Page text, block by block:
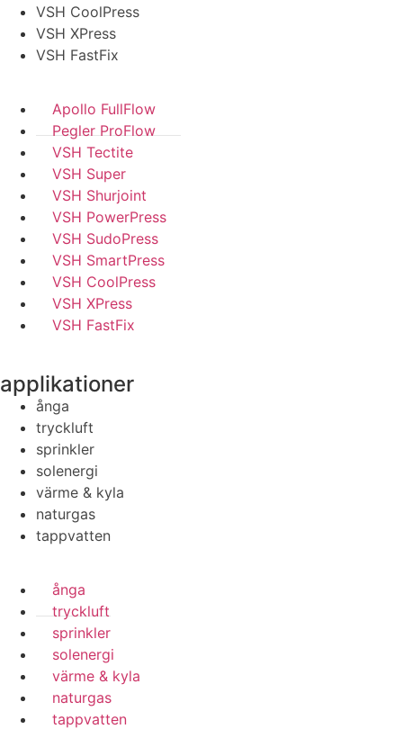
VSH CoolPress
VSH XPress
VSH FastFix
Apollo FullFlow
Pegler ProFlow
VSH Tectite
VSH Super
VSH Shurjoint
VSH PowerPress
VSH SudoPress
VSH SmartPress
VSH CoolPress
VSH XPress
VSH FastFix
applikationer
ånga
tryckluft
sprinkler
solenergi
värme & kyla
naturgas
tappvatten
ånga
tryckluft
sprinkler
solenergi
värme & kyla
naturgas
tappvatten